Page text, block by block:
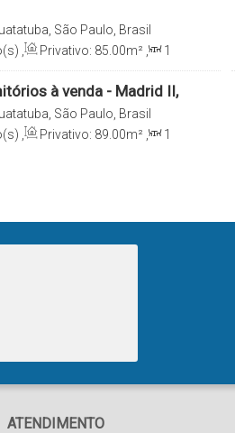
São Paulo, Brasil
Privativo: 85 .00m²
1
à venda - Madrid II,
SP
São Paulo, Brasil
Privativo: 89 .00m²
1